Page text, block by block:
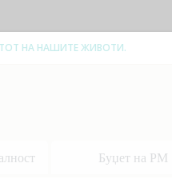
НА НАШИТЕ ЖИВОТИ.
Буџет на РМ